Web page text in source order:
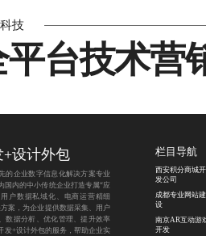
技
平台技术营
+设计外包
的企业数字信息化解决方案专业
国内的中小传统企业打造专属“应
户数据私域化、电商运营精细
案，为企业提供数据采集、用户
数据分析、优化管理、提升效率
发+设计外包的服务，帮助企业实
栏目导航
西安积分商城开
发公司
成都专业网站建
设
南京AR互动游
开发